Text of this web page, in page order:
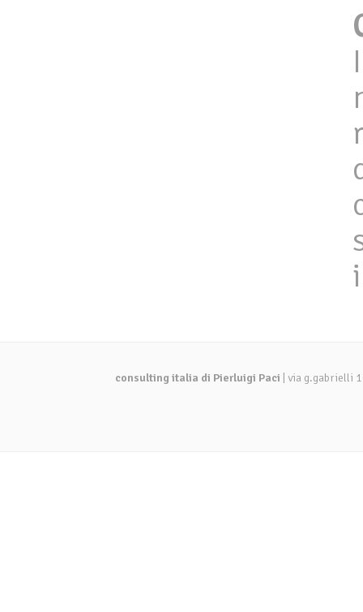
consulting italia di Pierluigi Paci | via g.gabrielli